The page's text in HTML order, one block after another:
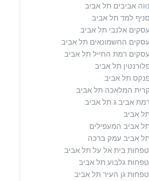
אביבים תל אביב
למד תל אביב
אלנבי תל אביב
החשמונאים תל אביב
רמת החייל תל אביב
תל אביב
תל אביב
המלאכה תל אביב
אביב ג תל אביב
אביב
אביב המעפילים
אביב עמק ברכה
בית אל על תל אביב
גלבוע תל אביב
גן העיר תל אביב